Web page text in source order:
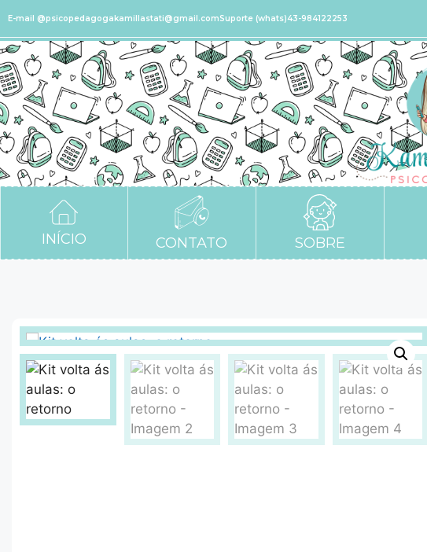
E-mail @psicopedagogakamillastati@gmail.comSuporte (whats)43-984122253
INÍCIO CONTATO SOBRE